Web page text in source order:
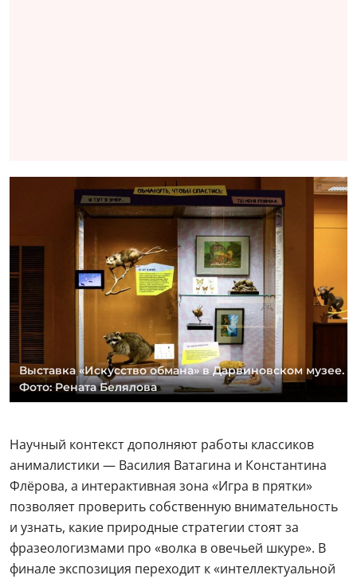
Выставка «Искусство обмана» в Дарвиновском музее.
Фото: Рената Белялова
Научный контекст дополняют работы классиков
анималистики — Василия Ватагина и Константина
Флёрова, а интерактивная зона «Игра в прятки»
позволяет проверить собственную внимательность
и узнать, какие природные стратегии стоят за
фразеологизмами про «волка в овечьей шкуре». В
финале экспозиция переходит к «интеллектуальной